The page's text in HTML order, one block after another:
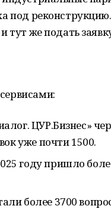
под
тут же подать
ЦУР.Бизнес»
уже почти 1500.
году пришло
более 3700